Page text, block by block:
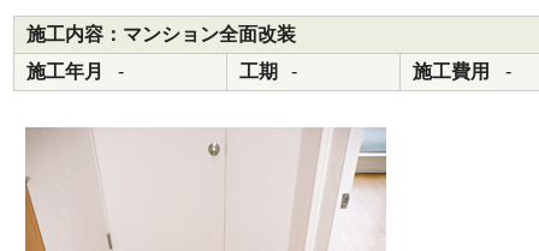
施工内容：マンション全面改装
施工年月
- 工期 - 施工費用 -